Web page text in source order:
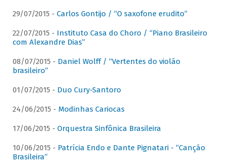
29/07/2015 - Carlos Gontijo / “O saxofone erudito”
22/07/2015 - Instituto Casa do Choro / “Piano Brasileiro
com Alexandre Dias”
08/07/2015 - Daniel Wolff / “Vertentes do violão
brasileiro”
01/07/2015 - Duo Cury-Santoro
24/06/2015 - Modinhas Cariocas
17/06/2015 - Orquestra Sinfônica Brasileira
10/06/2015 - Patrícia Endo e Dante Pignatari - “Canção
Brasileira”